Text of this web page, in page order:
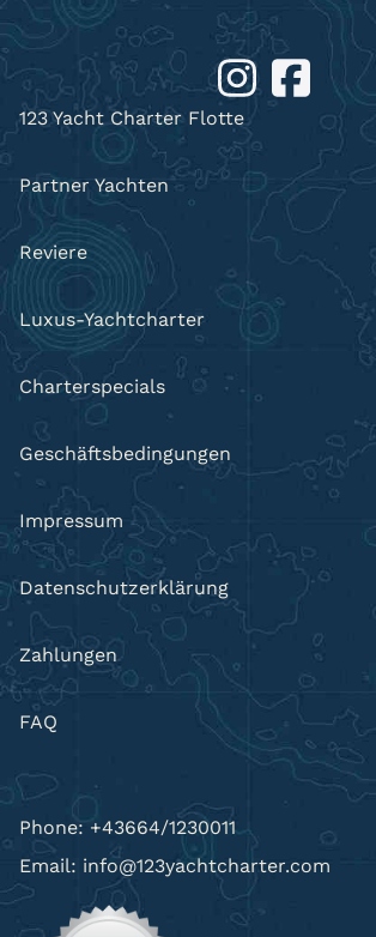
123 Yacht Charter Flotte
Partner Yachten
Reviere
Luxus-Yachtcharter
Charterspecials
Geschäftsbedingungen
Impressum
Datenschutzerklärung
Zahlungen
FAQ
Phone: +43664/1230011
Email: info@123yachtcharter.com